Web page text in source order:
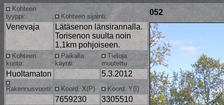
Kohteen
tyyppi:
Kohteen sijainti:
052
Venevaja
Lätäsenon länsirannalla.
Torisenon suulta noin
1,1km pohjoiseen.
Kohteen
kunto:
Paikalla
käynti:
Tietoja
muutettu
Huoltamaton 5.3.2012
Rakennusvuosi: Koord. X(P) Koord. Y(I)
7659230 3305510